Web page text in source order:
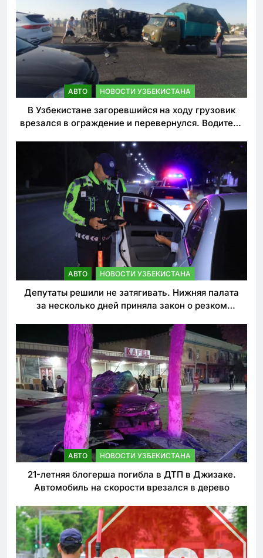
АВТО НОВОСТИ УЗБЕКИСТАНА
В Узбекистане загоревшийся на ходу грузовик
врезался в ограждение и перевернулся. Водитель
АВТО НОВОСТИ УЗБЕКИСТАНА
Депутаты решили не затягивать. Нижняя палата
за несколько дней приняла закон о резком
АВТО НОВОСТИ УЗБЕКИСТАНА
21-летняя блогерша погибла в ДТП в Джизаке.
Автомобиль на скорости врезался в дерево